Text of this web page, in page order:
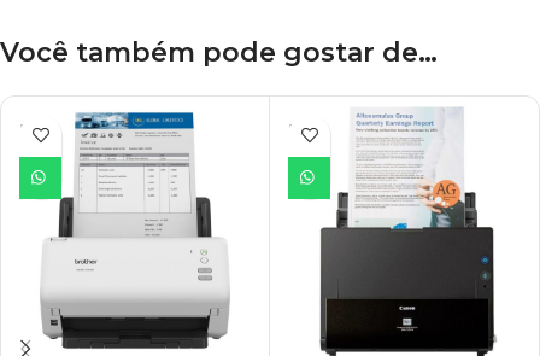
Você também pode gostar de…
ESGO
TADO
ESGO
TADO